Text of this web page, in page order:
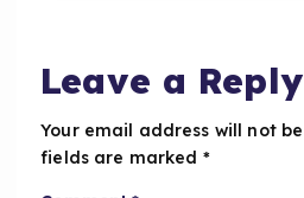
o
k
p
Leave a Reply
Your email address will not
fields are marked *